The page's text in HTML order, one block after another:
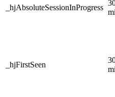
_hjAbsoluteSessionInProgress
_hjFirstSeen